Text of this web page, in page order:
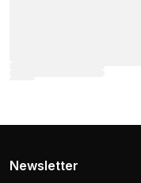
Newsletter